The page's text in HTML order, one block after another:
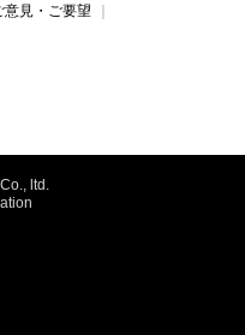
意見・ご要望
ltd.